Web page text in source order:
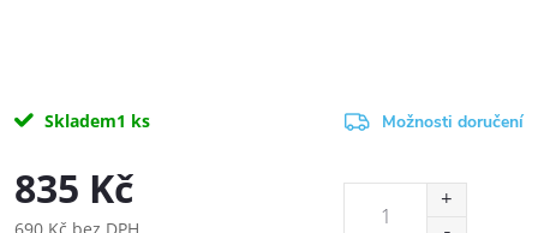
Skladem1 ks Možnosti doručení
835 Kč